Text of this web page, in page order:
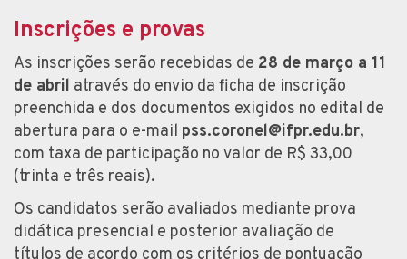
Inscrições e provas
As inscrições serão recebidas de 28 de março a 11
de abril através do envio da ficha de inscrição
preenchida e dos documentos exigidos no edital de
abertura para o e-mail pss.coronel@ifpr.edu.br,
com taxa de participação no valor de R$ 33,00
(trinta e três reais).
Os candidatos serão avaliados mediante prova
didática presencial e posterior avaliação de
títulos de acordo com os critérios de pontuação